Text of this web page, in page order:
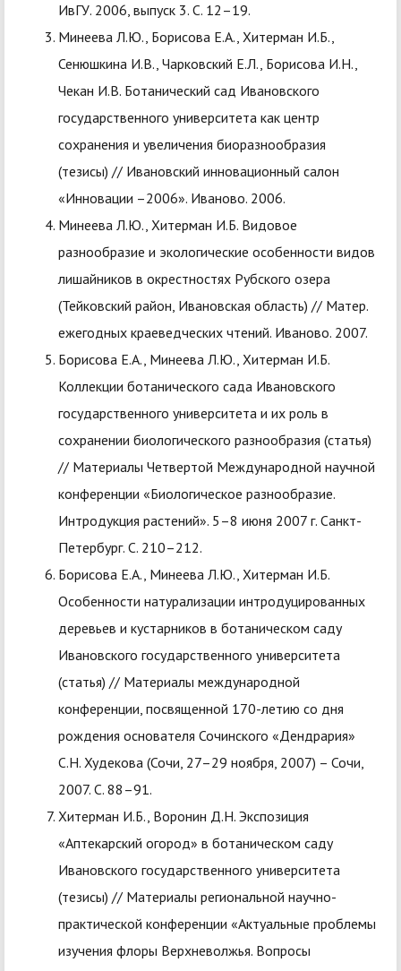
ИвГУ. 2006, выпуск 3. С. 12–19.
Минеева Л.Ю., Борисова Е.А., Хитерман И.Б.,
Сенюшкина И.В., Чарковский Е.Л., Борисова И.Н.,
Чекан И.В. Ботанический сад Ивановского
государственного университета как центр
сохранения и увеличения биоразнообразия
(тезисы) // Ивановский инновационный салон
«Инновации –2006». Иваново. 2006.
Минеева Л.Ю., Хитерман И.Б. Видовое
разнообразие и экологические особенности видов
лишайников в окрестностях Рубского озера
(Тейковский район, Ивановская область) // Матер.
ежегодных краеведческих чтений. Иваново. 2007.
Борисова Е.А., Минеева Л.Ю., Хитерман И.Б.
Коллекции ботанического сада Ивановского
государственного университета и их роль в
сохранении биологического разнообразия (статья)
// Материалы Четвертой Международной научной
конференции «Биологическое разнообразие.
Интродукция растений». 5–8 июня 2007 г. Санкт-
Петербург. С. 210–212.
Борисова Е.А., Минеева Л.Ю., Хитерман И.Б.
Особенности натурализации интродуцированных
деревьев и кустарников в ботаническом саду
Ивановского государственного университета
(статья) // Материалы международной
конференции, посвященной 170-летию со дня
рождения основателя Сочинского «Дендрария»
С.Н. Худекова (Сочи, 27–29 ноября, 2007) – Сочи,
2007. С. 88–91.
Хитерман И.Б., Воронин Д.Н. Экспозиция
«Аптекарский огород» в ботаническом саду
Ивановского государственного университета
(тезисы) // Материалы региональной научно-
практической конференции «Актуальные проблемы
изучения флоры Верхневолжья. Вопросы